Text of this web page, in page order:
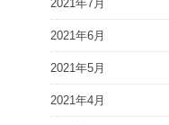
2021年7月
2021年6月
2021年5月
2021年4月